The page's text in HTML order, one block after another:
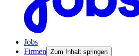
Jobs
Firmen Zum Inhalt springen